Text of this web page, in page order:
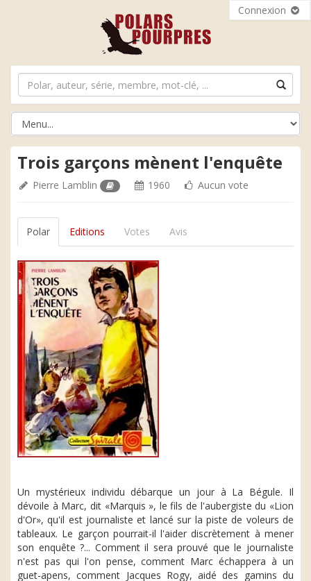
Connexion
Trois garçons mènent l'enquête
Pierre Lamblin 1960 Aucun vote
Polar Editions Votes Avis
Un mystérieux individu débarque un jour à La Bégule. Il
dévoile à Marc, dit «Marquis », le fils de l'aubergiste du «Lion
d'Or», qu'il est journaliste et lancé sur la piste de voleurs de
tableaux. Le garçon pourrait-il l'aider discrètement à mener
son enquête ?... Comment il sera prouvé que le journaliste
n'est pas qui l'on pense, comment Marc échappera à un
guet-apens, comment Jacques Rogy, aidé des gamins du